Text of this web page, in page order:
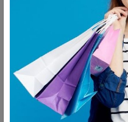
أتصل بنا
أحصل على الاتجاهات
ش المدينة المنورة -
محور طه حسين, 69 طه
حسين النزهة الجديدة -
القاهرة
الواتس اب
01093777446